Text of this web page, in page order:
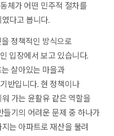
체가 어떤 민주적 절차를
다고 봅니다.
정책적인 방식으로
입장에서 보고 있습니다.
살아있는 마을과
반입니다. 현 정책이나
가는 윤활유 같은 역할을
들기의 어려운 문제 중 하나가
는 아파트로 재산을 불려